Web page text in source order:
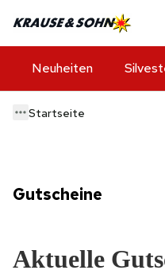
Neuheiten
Startseite
Gutscheine
Aktuelle